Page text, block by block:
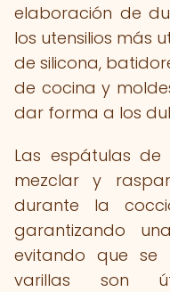
elaboración de
los utensilios más
de silicona,
de cocina y
dar forma a los
Las espátulas
mezclar y
durante la
garantizando
evitando que se
varillas son